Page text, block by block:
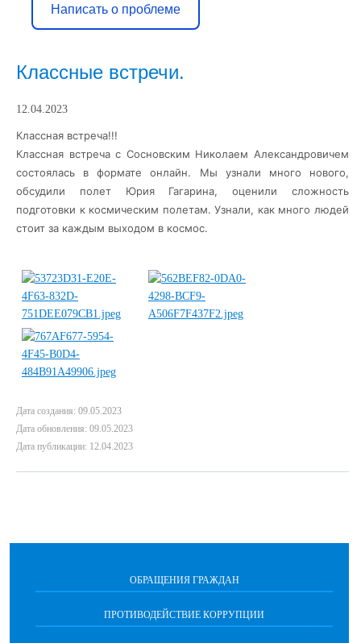
Написать о проблеме
Классные встречи.
12.04.2023
Классная встреча!!!
Классная встреча с Сосновским Николаем Александровичем
состоялась в формате онлайн. Мы узнали много нового,
обсудили полет Юрия Гагарина, оценили сложность
подготовки к космическим полетам. Узнали, как много людей
стоит за каждым выходом в космос.
Дата создания: 09.05.2023
Дата обновления: 09.05.2023
Дата публикации: 12.04.2023
ОБРАЩЕНИЯ ГРАЖДАН
ПРОТИВОДЕЙСТВИЕ КОРРУПЦИИ